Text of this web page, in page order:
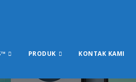
PRODUK KONTAK KAMI